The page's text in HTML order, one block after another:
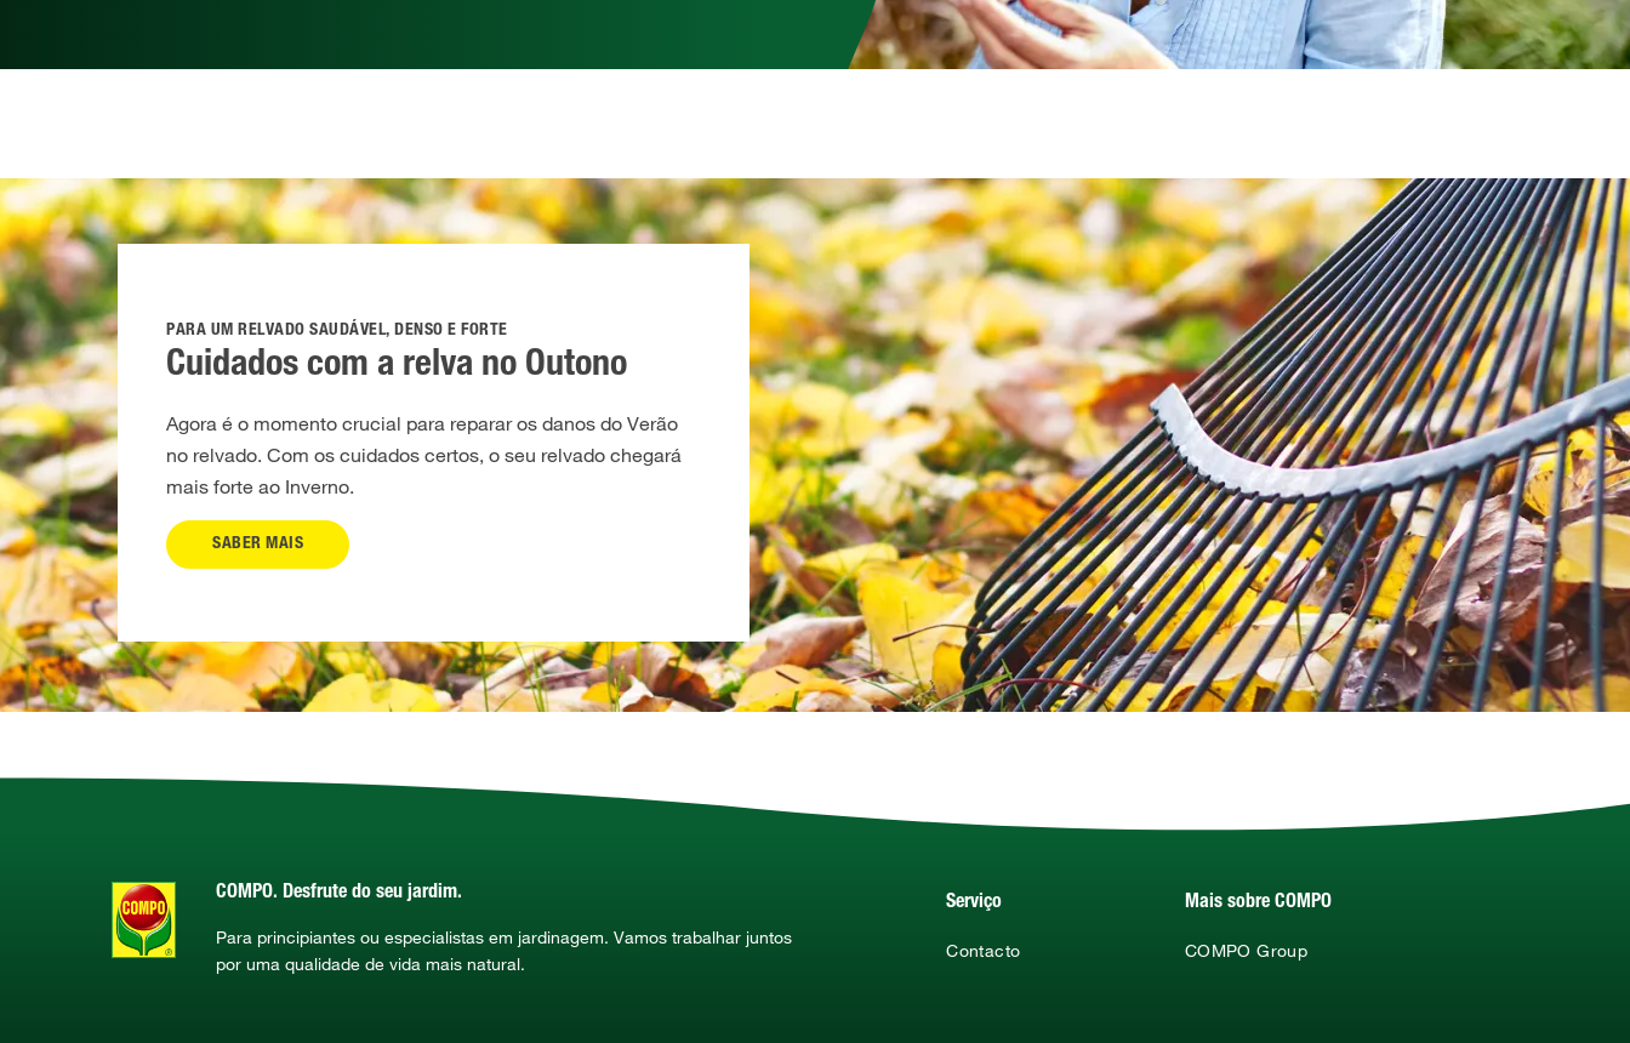
PARA UM RELVADO SAUDÁVEL, DENSO E FORTE
Cuidados com a relva no Outono
Agora é o momento crucial para reparar os danos do Verão
no relvado. Com os cuidados certos, o seu relvado chegará
mais forte ao Inverno.
SABER MAIS
COMPO. Desfrute do seu jardim.
Para principiantes ou especialistas em jardinagem. Vamos trabalhar juntos
por uma qualidade de vida mais natural.
Serviço
Contacto
Mais sobre COMPO
COMPO Group